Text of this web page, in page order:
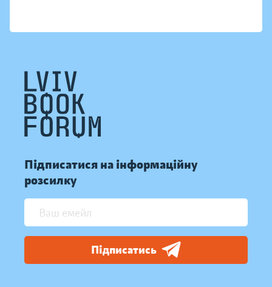
Підписатися на інформаційну
розсилку
Підписатись